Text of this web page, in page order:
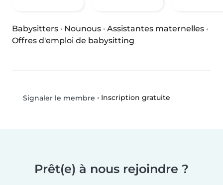
Babysitters · Nounous · Assistantes maternelles ·
Offres d'emploi de babysitting
Signaler le membre • Inscription gratuite
Prêt(e) à nous rejoindre ?